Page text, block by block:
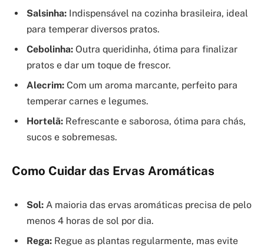
Salsinha: Indispensável na cozinha brasileira, ideal
para temperar diversos pratos.
Cebolinha: Outra queridinha, ótima para finalizar
pratos e dar um toque de frescor.
Alecrim: Com um aroma marcante, perfeito para
temperar carnes e legumes.
Hortelã: Refrescante e saborosa, ótima para chás,
sucos e sobremesas.
Como Cuidar das Ervas Aromáticas
Sol: A maioria das ervas aromáticas precisa de pelo
menos 4 horas de sol por dia.
Rega: Regue as plantas regularmente, mas evite